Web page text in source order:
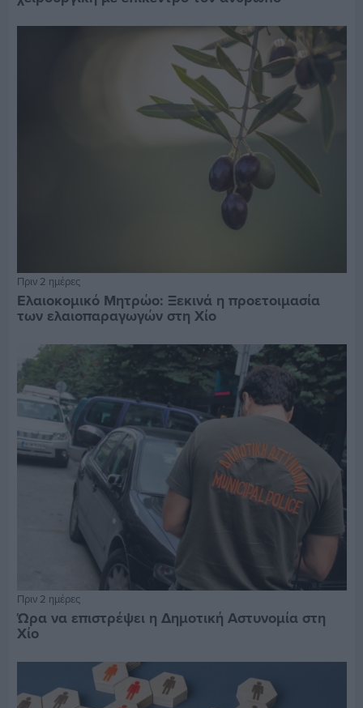
Πριν 2 ημέρες
Ελαιοκομικό Μητρώο: Ξεκινά η προετοιμασία
των ελαιοπαραγωγών στη Χίο
Πριν 2 ημέρες
Ώρα να επιστρέψει η Δημοτική Αστυνομία στη
Χίο